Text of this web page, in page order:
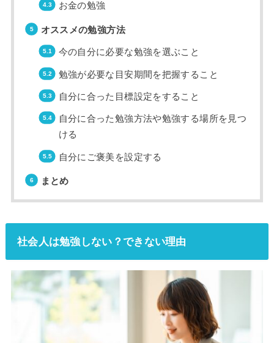
お金の勉強
オススメの勉強方法
今の自分に必要な勉強を選ぶこと
勉強が必要な目安期間を把握すること
自分に合った目標設定をすること
自分に合った勉強方法や勉強する場所を見つ
ける
自分にご褒美を設定する
まとめ
社会人は勉強しない？できない理由